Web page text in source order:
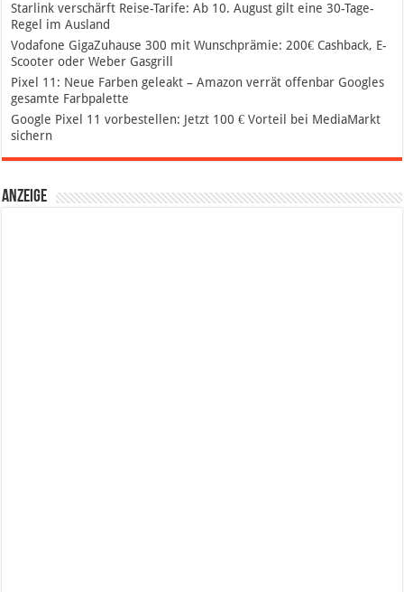
Starlink verschärft Reise-Tarife: Ab 10. August gilt eine 30-Tage-
Regel im Ausland
Vodafone GigaZuhause 300 mit Wunschprämie: 200€ Cashback, E-
Scooter oder Weber Gasgrill
Pixel 11: Neue Farben geleakt – Amazon verrät offenbar Googles
gesamte Farbpalette
Google Pixel 11 vorbestellen: Jetzt 100 € Vorteil bei MediaMarkt
sichern
Anzeige